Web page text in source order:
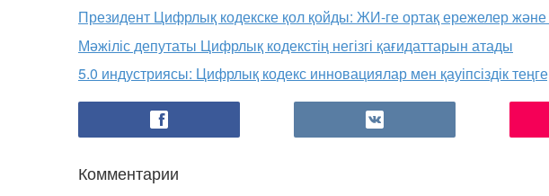
Президент Цифрлық кодекске қол қойды: ЖИ-ге ортақ ережелер
Мәжіліс депутаты Цифрлық кодекстің негізгі қағидаттарын атады
5.0 индустриясы: Цифрлық кодекс инновациялар мен қауіпсіздік
Комментарии